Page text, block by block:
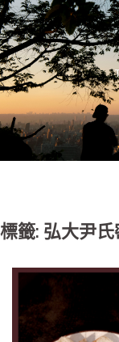
標籤: 弘大尹氏